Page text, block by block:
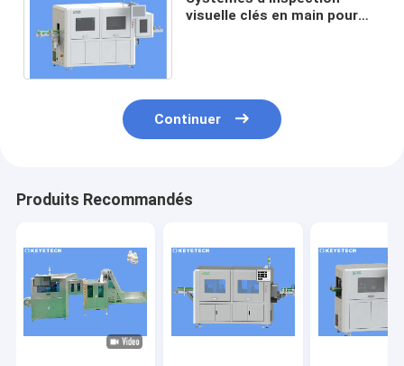
visuelle clés en main pour
Continuer
Produits Recommandés